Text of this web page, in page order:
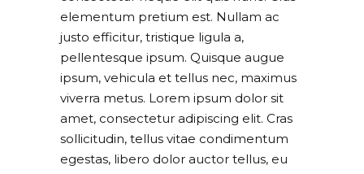
elementum pretium est. Nullam ac
justo efficitur, tristique ligula a,
pellentesque ipsum. Quisque augue
ipsum, vehicula et tellus nec, maximus
viverra metus. Lorem ipsum dolor sit
amet, consectetur adipiscing elit. Cras
sollicitudin, tellus vitae condimentum
egestas, libero dolor auctor tellus, eu